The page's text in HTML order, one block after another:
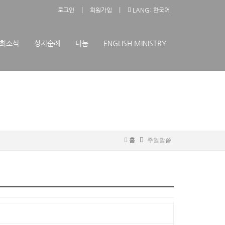
로그인 회원가입 LANG: 한국어
소식 성지순례 나눔 ENGLISH MINISTRY
홈 주일말씀